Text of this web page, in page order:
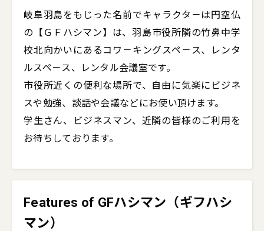
岐阜羽島をもじった名前でキャラクタ－は円空仏
の【ＧＦハシマン】は、羽島市役所隣の竹鼻中学
校北向かいにあるコワ－キングスペ－ス、レンタ
ルスペ－ス、レンタル会議室です。
市役所近くの便利な場所で、自由に気楽にビジネ
スや勉強、談話や会議などにお使い頂けます。
学生さん、ビジネスマン、近隣の皆様のご利用を
お待ちしております。
Features of GFハシマン（ギフハシ
マン）